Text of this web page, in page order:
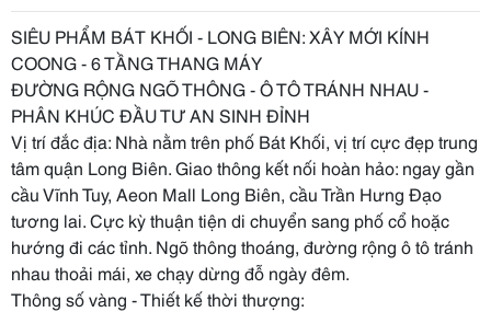
SIÊU PHẨM BÁT KHỐI - LONG BIÊN: XÂY MỚI KÍNH
COONG - 6 TẦNG THANG MÁY
ĐƯỜNG RỘNG NGÕ THÔNG - Ô TÔ TRÁNH NHAU -
PHÂN KHÚC ĐẦU TƯ AN SINH ĐỈNH
Vị trí đắc địa: Nhà nằm trên phố Bát Khối, vị trí cực đẹp trung
tâm quận Long Biên. Giao thông kết nối hoàn hảo: ngay gần
cầu Vĩnh Tuy, Aeon Mall Long Biên, cầu Trần Hưng Đạo
tương lai. Cực kỳ thuận tiện di chuyển sang phố cổ hoặc
hướng đi các tỉnh. Ngõ thông thoáng, đường rộng ô tô tránh
nhau thoải mái, xe chạy dừng đỗ ngày đêm.
Thông số vàng - Thiết kế thời thượng: